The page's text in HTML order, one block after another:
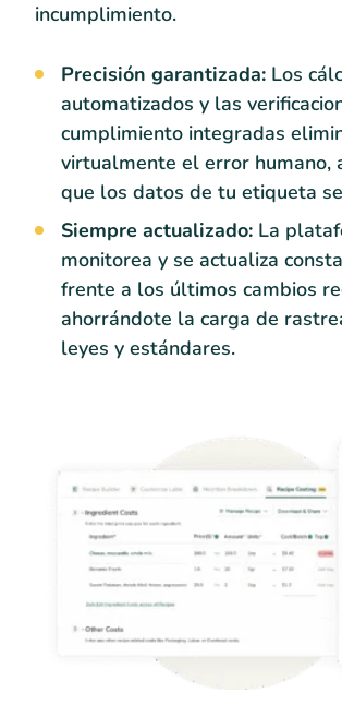
incumplimiento.
Precisión garantizada: Los
automatizados y las
cumplimiento integradas
virtualmente el error humano,
que los datos de tu etiqueta
Siempre actualizado: La
monitorea y se actualiza
frente a los últimos cambios
ahorrándote la carga de
leyes y estándares.